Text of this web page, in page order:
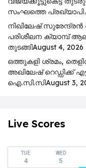
സംഘത്തെ
നിഖിലേഷ് സുരേന്ദ്രൻ
പരിശീലന ക്യാമ്പ്
തുടങ്ങിAugust 4, 2026
ഒത്തുകളി ശ്രമം,
അഖിലേഷ് റെഡ്ഡിക്ക്
ഐ.സി.സിAugust 3,
Live Scores
TUE
4
WED
5